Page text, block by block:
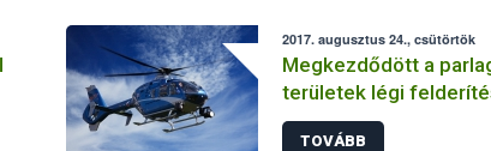
2017. augusztus 24., csütörtök
Megkezdődött a
területek légi
TOVÁBB